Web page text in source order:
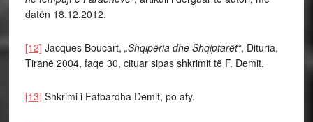
datën 18.12.2012.
[12] Jacques Boucart, „Shqipëria dhe Shqiptarët“, Dituria,
Tiranë 2004, faqe 30, cituar sipas shkrimit të F. Demit.
[13] Shkrimi i Fatbardha Demit, po aty.